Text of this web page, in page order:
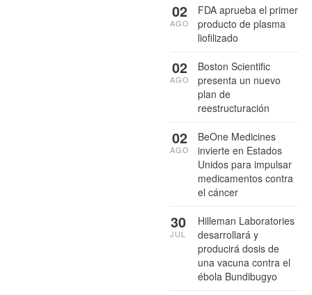
FDA aprueba el primer
producto de plasma
liofilizado
02
AGO
Boston Scientific
presenta un nuevo
plan de
reestructuración
02
AGO
BeOne Medicines
invierte en Estados
Unidos para impulsar
medicamentos contra
el cáncer
02
AGO
Hilleman Laboratories
desarrollará y
producirá dosis de
una vacuna contra el
ébola Bundibugyo
30
JUL